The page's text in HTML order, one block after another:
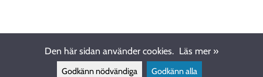
Den här sidan använder cookies. Läs mer »
Godkänn nödvändiga Godkänn alla